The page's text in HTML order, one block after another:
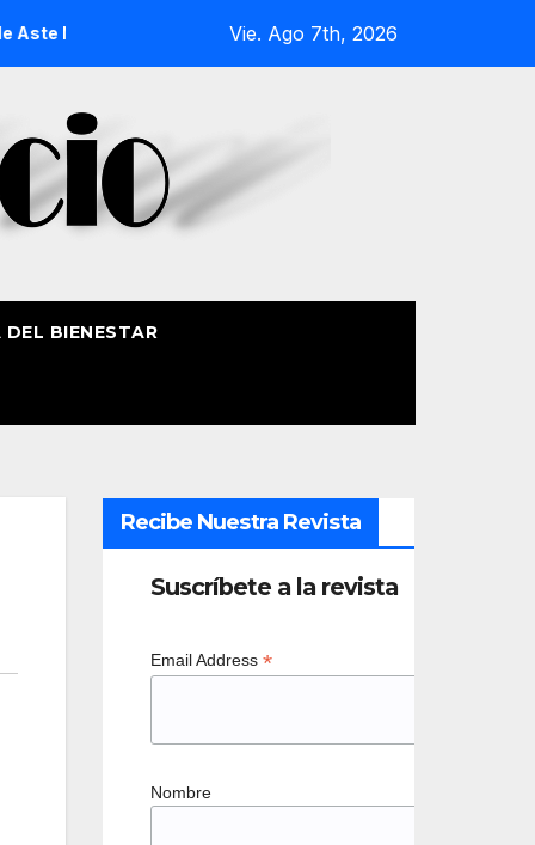
2026 La Procesión Náutica de la Amatxu de
Vie. Ago 7th, 2026
DEL BIENESTAR
Recibe Nuestra Revista
Suscríbete a la revista
Email Address *
Nombre